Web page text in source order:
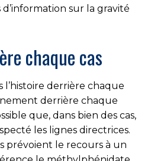
d’information sur la gravité
chaque cas
derrière chaque
derrière chaque
que, dans bien des cas,
les lignes directrices.
prévoient le recours à un